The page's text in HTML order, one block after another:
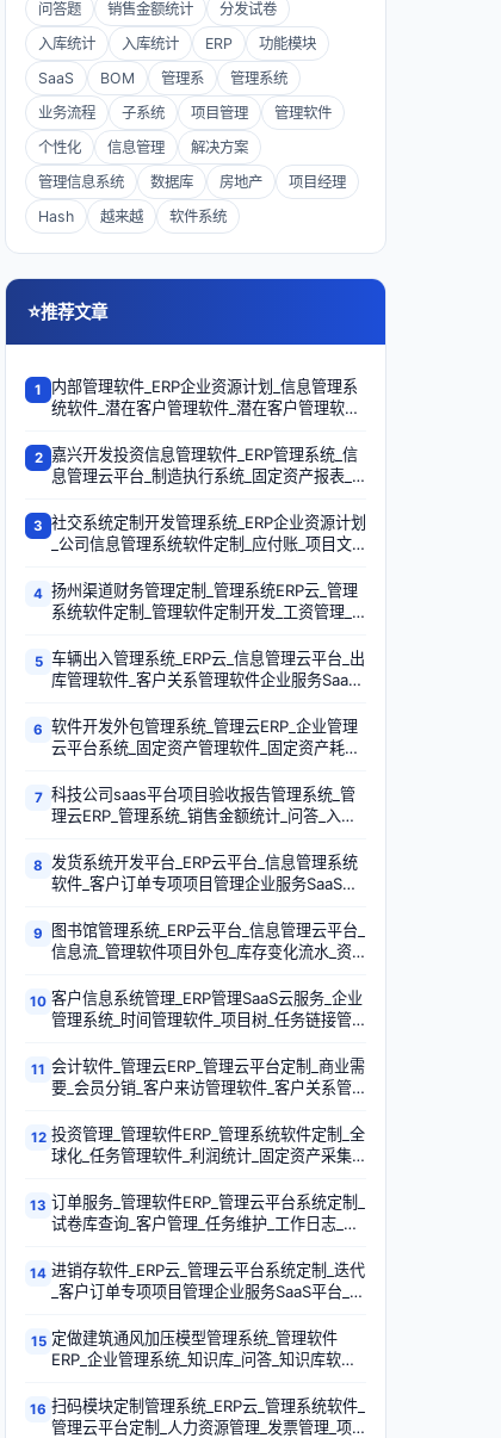
问答题 销售金额统计
分发试卷
入库统计
入库统计 ERP
功能模块
SaaS
BOM 管理系
管理系统
业务流程
子系统 项目管理
管理软件
个性化
信息管理
解决方案
管理信息系统
数据库 房地产
项目经理
Hash
越来越 软件系统
⭐推荐文章
1
内部管理软件_ERP企业资源计划_信息管理系
统软件_潜在客户管理软件_潜在客户管理软件
_知识管理软件
2 嘉兴开发投资信息管理软件_ERP管理系统_信
息管理云平台_制造执行系统_固定资产报表_
3 社交系统定制开发管理系统_ERP企业资源计划
_公司信息管理系统软件定制_应付账_项目文
台_固定资产采集盘点
4 扬州渠道财务管理定制_管理系统ERP云_管理
系统软件定制_管理软件定制开发_工资管理_
5 车辆出入管理系统_ERP云_信息管理云平台_出
库管理软件_客户关系管理软件企业服务SaaS
务SaaS平台_分发试卷
6 软件开发外包管理系统_管理云ERP_企业管理
云平台系统_固定资产管理软件_固定资产耗材
管理企业服务SaaS平台
7 科技公司saas平台项目验收报告管理系统_管
理云ERP_管理系统_销售金额统计_问答_入库
8
发货系统开发平台_ERP云平台_信息管理系统
软件_客户订单专项项目管理企业服务SaaS平
9
图书馆管理系统_ERP云平台_信息管理云平台_
信息流_管理软件项目外包_库存变化流水_资
10 客户信息系统管理_ERP管理SaaS云服务_企业
管理系统_时间管理软件_项目树_任务链接管
11 会计软件_管理云ERP_管理云平台定制_商业需
要_会员分销_客户来访管理软件_客户关系管
12 投资管理_管理软件ERP_管理系统软件定制_全
球化_任务管理软件_利润统计_固定资产采集
13 订单服务_管理软件ERP_管理云平台系统定制_
试卷库查询_客户管理_任务维护_工作日志_财
14 进销存软件_ERP云_管理云平台系统定制_迭代
_客户订单专项项目管理企业服务SaaS平台_运
15 定做建筑通风加压模型管理系统_管理软件
ERP_企业管理系统_知识库_问答_知识库软件_
16 扫码模块定制管理系统_ERP云_管理系统软件_
管理云平台定制_人力资源管理_发票管理_项